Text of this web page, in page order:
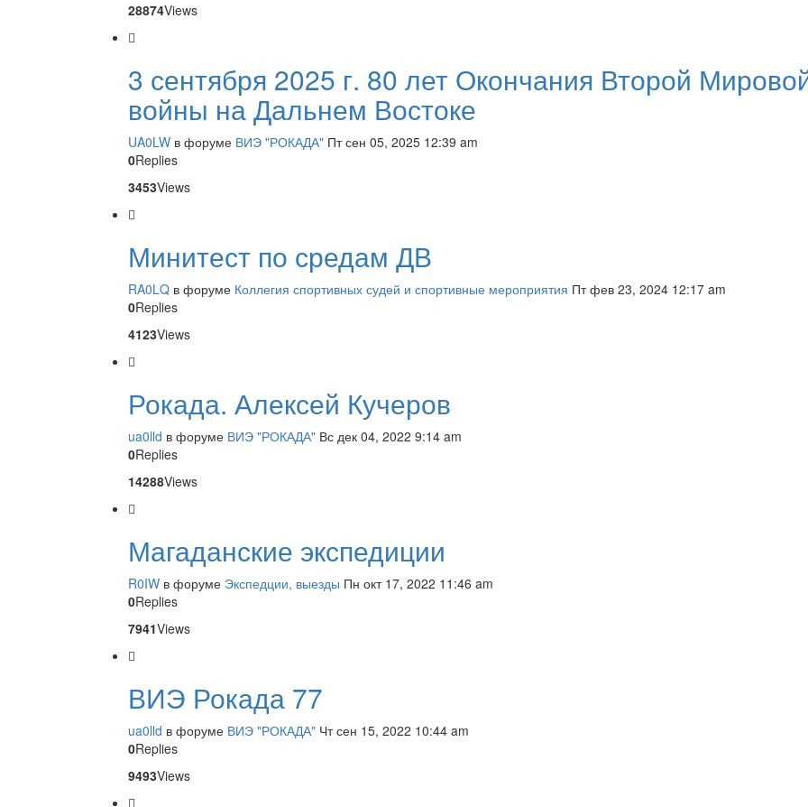
28874Views
3 сентября 2025 г. 80 лет Окончания Второй
войны на Дальнем Востоке
UA0LW в форуме ВИЭ "РОКАДА" Пт сен 05, 2025 12:39 am
0Replies
3453Views
Минитест по средам ДВ
RA0LQ в форуме Коллегия спортивных судей и спортивные мероприятия Пт фев 23, 2024 12:17 am
0Replies
4123Views
Рокада. Алексей Кучеров
ua0lld в форуме ВИЭ "РОКАДА" Вс дек 04, 2022 9:14 am
0Replies
14288Views
Магаданские экспедиции
R0IW в форуме Экспедции, выезды Пн окт 17, 2022 11:46 am
0Replies
7941Views
ВИЭ Рокада 77
ua0lld в форуме ВИЭ "РОКАДА" Чт сен 15, 2022 10:44 am
0Replies
9493Views